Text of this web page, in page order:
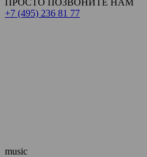
ПРОСТО ПОЗВОНИТЕ НАМ
+7 (495) 236 81 77
music